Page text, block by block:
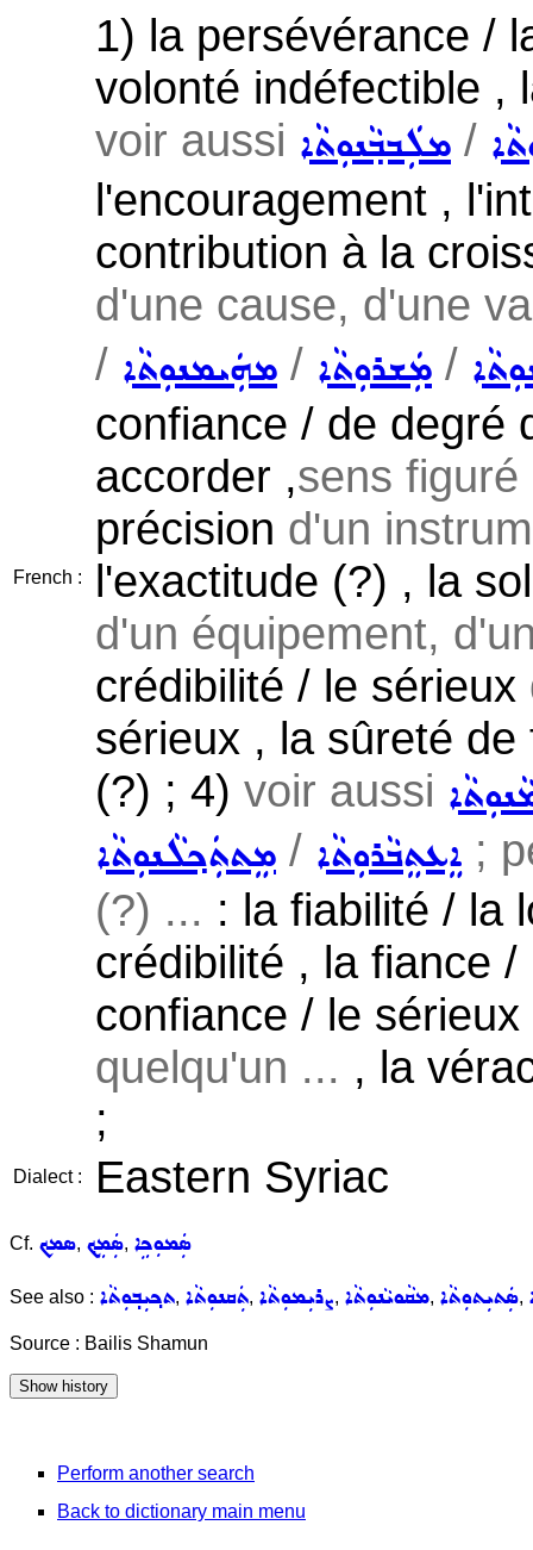
French :
1) la persévérance /
volonté indéfectible ,
voir aussi ܡܠܲܒܒ݂ܵܢܘܼܬܵܐ /
l'encouragement ,
contribution à la
d'une cause, d'une
/ ܡܗܲܝܡܢܘܼܬܵܐ / ܡܲܫܪܘܼܬܵܐ /
confiance / de degré
accorder ,sens
précision d'un
l'exactitude (?) , la
d'un équipement,
crédibilité / le sérieux
sérieux , la sûreté
(?) ; 4) voir aussi
ܡܸܬܬܲܟ݂ܠܵܢܘܼܬܵܐ / ܐܸܥܬܸܒܵܪܘܼܬܵܐ ;
(?) ... : la fiabilité / la
crédibilité , la fiance
confiance / le
quelqu'un ... , la
;
Dialect : Eastern Syriac
Cf. ܣܡܟ, ܣܲܡܸܟ݂, ܣܲܡܘܼܟܹܐ
See also : ܬܟ݂ܝܼܒ݂ܘܼܬܵܐ, ܬܲܩܢܘܼܬܵܐ, ܨܪܝܼܡܘܼܬܵܐ, ܡܩܵܘܝܵܢܘܼܬܵܐ, ܣܲܬܝܼܬܘܼܬܵܐ,
Source : Bailis Shamun
Perform another search
Back to dictionary main menu